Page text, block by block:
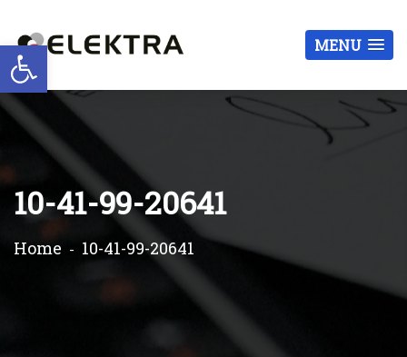
Otwórz pasek narzędzi MENU
10-41-99-20641
Home 10-41-99-20641